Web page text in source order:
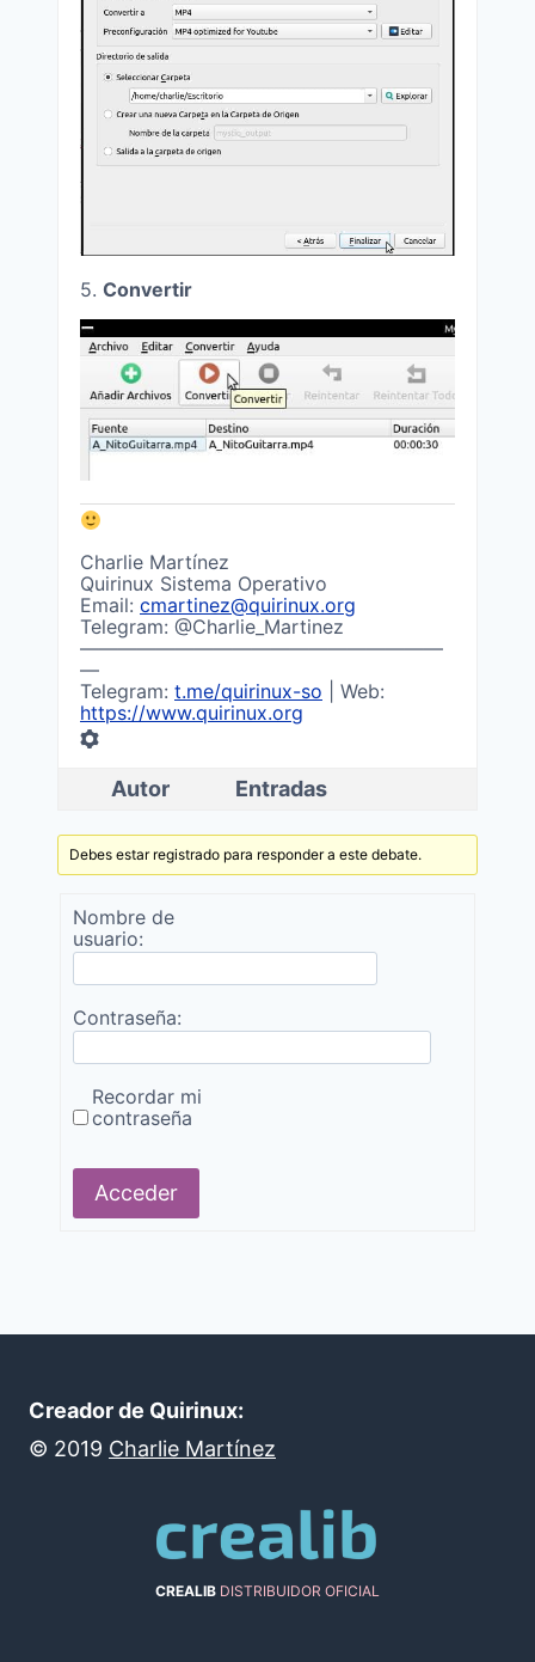
5. Convertir
Charlie Martínez
Quirinux Sistema Operativo
Email: cmartinez@quirinux.org
Telegram: @Charlie_Martinez
———————————————————
—
Telegram: t.me/quirinux-so | Web:
https://www.quirinux.org
Autor Entradas
Debes estar registrado para responder a este debate.
Nombre de
usuario:
Contraseña:
Recordar mi
contraseña
Alternative:
Acceder
Creador de Quirinux:
© 2019 Charlie Martínez
CREALIB DISTRIBUIDOR OFICIAL